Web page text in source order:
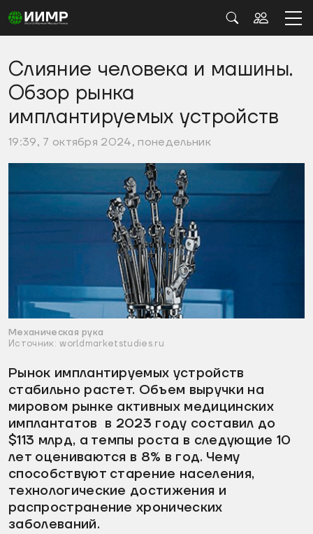
Слияние человека и машины.
Обзор рынка
имплантируемых устройств
19:39, 7 октября 2024, понедельник
Механическая рука
Источник: worldmarketstudies.ru
Рынок имплантируемых устройств
стабильно растет. Объем выручки на
мировом рынке активных медицинских
имплантатов в 2023 году составил до
$113 млрд, а темпы роста в следующие 10
лет оцениваются в 8% в год. Чему
способствуют старение населения,
технологические достижения и
распространение хронических
заболеваний.